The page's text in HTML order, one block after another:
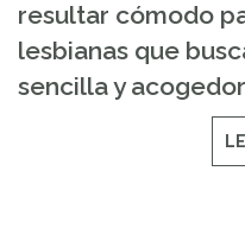
resultar cómodo
lesbianas que
sencilla y